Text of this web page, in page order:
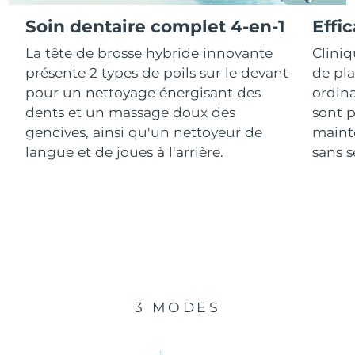
Soin dentaire complet 4-en-1
La tête de brosse hybride innovante
présente 2 types de poils sur le devant
pour un nettoyage énergisant des
dents et un massage doux des
gencives, ainsi qu'un nettoyeur de
langue et de joues à l'arrière.
de
sont
sans
3 MODES
R.A.S. chinoise de
Macao
Malaisie Livraison estimée 8/12/26
Malte Livraison estimée 8/9/26
Mexique
Livraison estimée